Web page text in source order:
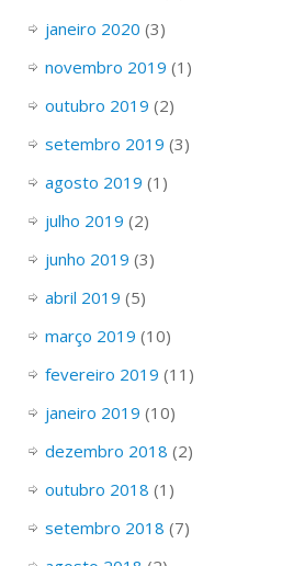
janeiro 2020 (3)
novembro 2019 (1)
outubro 2019 (2)
setembro 2019 (3)
agosto 2019 (1)
julho 2019 (2)
junho 2019 (3)
abril 2019 (5)
março 2019 (10)
fevereiro 2019 (11)
janeiro 2019 (10)
dezembro 2018 (2)
outubro 2018 (1)
setembro 2018 (7)